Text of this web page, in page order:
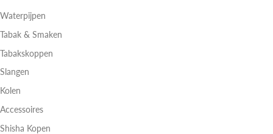
Waterpijpen
Tabak & Smaken
Tabakskoppen
Slangen
Kolen
Accessoires
Shisha Kopen